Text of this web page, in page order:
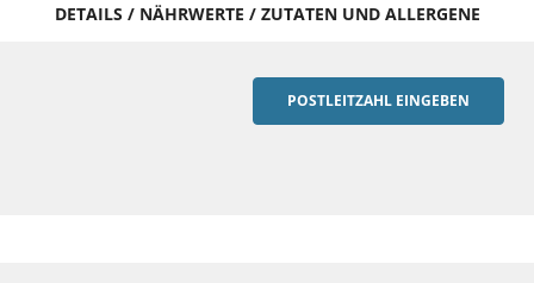
DETAILS / NÄHRWERTE / ZUTATEN UND ALLERGENE
POSTLEITZAHL EINGEBEN